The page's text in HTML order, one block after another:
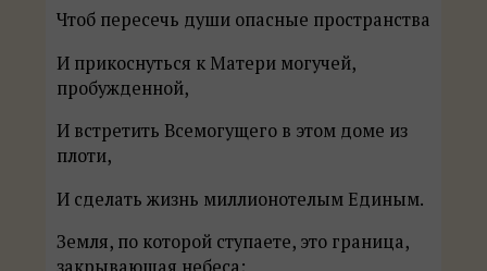
Чтоб пересечь души опасные пространства
И прикоснуться к Матери могучей,
пробужденной,
И встретить Всемогущего в этом доме из
плоти,
И сделать жизнь миллионотелым Единым.
Земля, по которой ступаете, это граница,